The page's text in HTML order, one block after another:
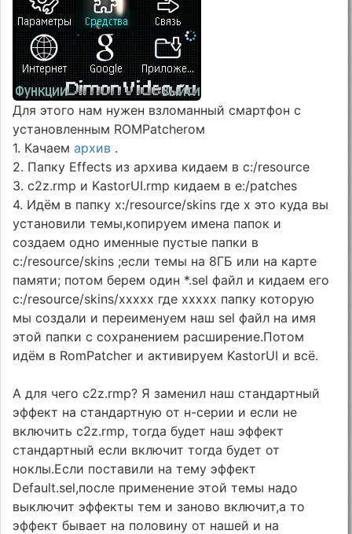
Для этого нам нужен взломанный смартфон с
установленным ROMPatcherом
1. Качаемархив .
2. Папку Effects из архива кидаем в c:/resource
3. c2z.rmp и KastorUI.rmp кидаем в e:/patches
4. Идём в папку x:/resource/skins где x это куда вы
установили темы,копируем имена папок и
создаем одно именные пустые папки в
c:/resource/skins ;если темы на 8ГБ или на карте
памяти; потом берем один *.sel файл и кидаем его
c:/resource/skins/xxxxx где xxxxx папку которую
мы создали и переименуем наш sel файл на имя
этой папки с сохранением расширение.Потом
идём в RomPatcher и активируем KastorUI и всё.
А для чего c2z.rmp? Я заменил наш стандартный
эффект на стандартную от н-серии и если не
включить c2z.rmp, тогда будет наш эффект
стандартный если включит тогда будет от
ноклы.Если поставили на тему эффект
Default.sel,после применение этой темы надо
выключит эффекты тем и заново включит,а то
эффект бывает на половину от нашей и на